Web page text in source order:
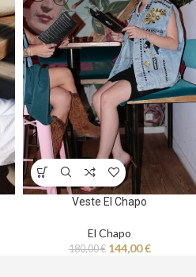
Veste El Chapo
El Chapo
180,00€ 144,00€